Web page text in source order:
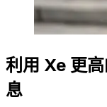
利用 Xe 更
息